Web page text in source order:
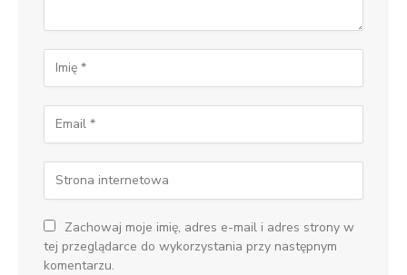
Zachowaj moje imię, adres e-mail i adres strony w
tej przeglądarce do wykorzystania przy następnym
komentarzu.